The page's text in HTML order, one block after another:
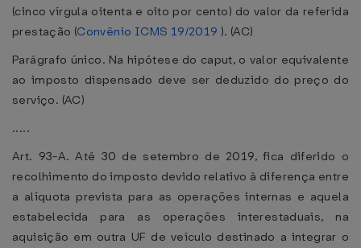
(cinco vírgula oitenta e oito por cento) do valor da referida
prestação (Convênio ICMS 19/2019 ). (AC)
Parágrafo único. Na hipótese do caput, o valor equivalente
ao imposto dispensado deve ser deduzido do preço do
serviço. (AC)
.....
Art. 93-A. Até 30 de setembro de 2019, fica diferido o
recolhimento do imposto devido relativo à diferença entre
a alíquota prevista para as operações internas e aquela
estabelecida para as operações interestaduais, na
aquisição em outra UF de veículo destinado a integrar o